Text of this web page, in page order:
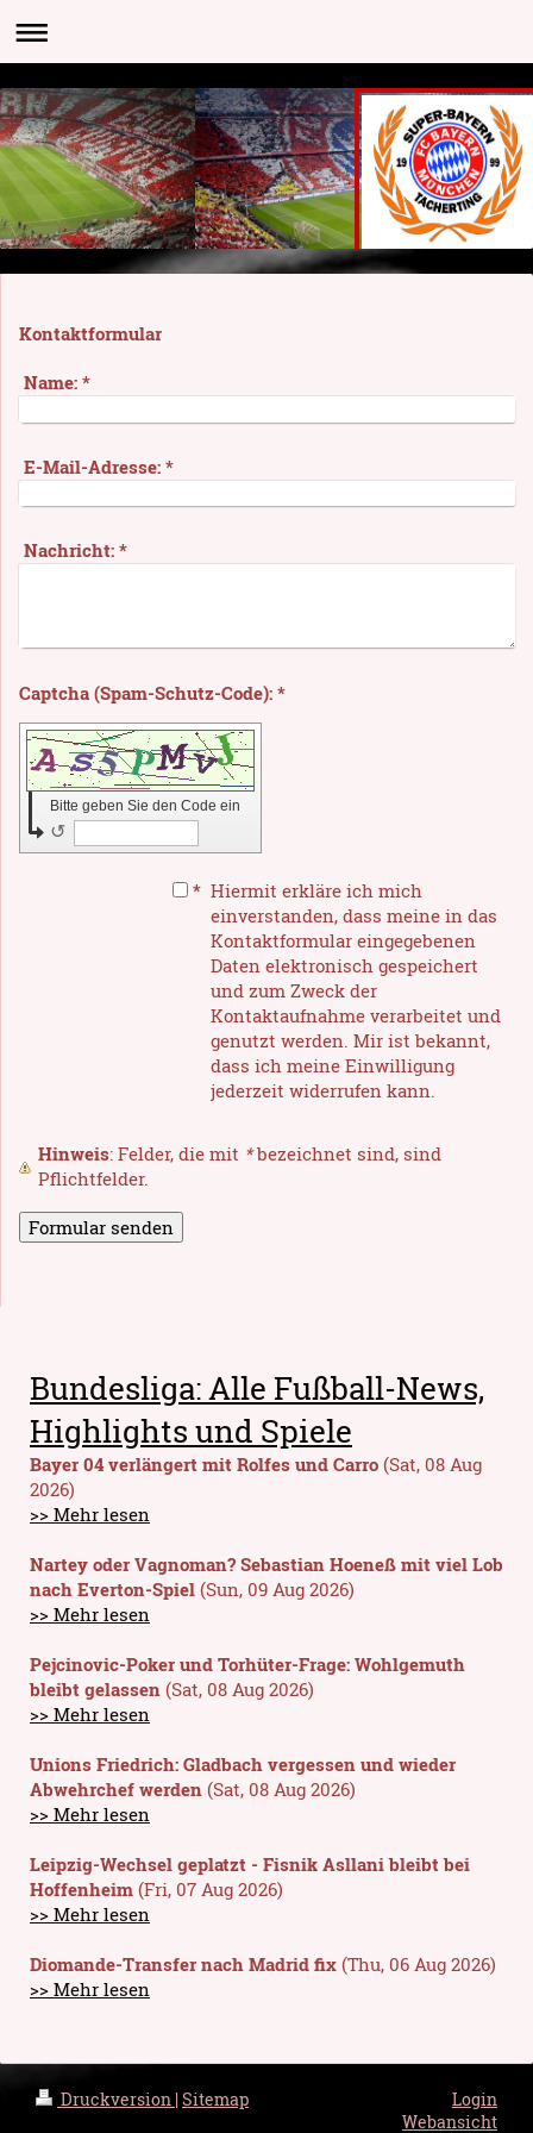
Kontaktformular
Name: *
E-Mail-Adresse: *
Nachricht: *
Captcha (Spam-Schutz-Code): *
Bitte geben Sie den Code ein
↺
* Hiermit erkläre ich mich
einverstanden, dass meine in das
Kontaktformular eingegebenen
Daten elektronisch gespeichert
und zum Zweck der
Kontaktaufnahme verarbeitet und
genutzt werden. Mir ist bekannt,
dass ich meine Einwilligung
jederzeit widerrufen kann.
Hinweis : Felder, die mit *bezeichnet sind, sind
Pflichtfelder.
Bundesliga: Alle Fußball-News,
Highlights und Spiele
Bayer 04 verlängert mit Rolfes und Carro (Sat, 08 Aug
2026)
>> Mehr lesen
Nartey oder Vagnoman? Sebastian Hoeneß mit viel Lob
nach Everton-Spiel (Sun, 09 Aug 2026)
>> Mehr lesen
Pejcinovic-Poker und Torhüter-Frage: Wohlgemuth
bleibt gelassen (Sat, 08 Aug 2026)
>> Mehr lesen
Unions Friedrich: Gladbach vergessen und wieder
Abwehrchef werden (Sat, 08 Aug 2026)
>> Mehr lesen
Leipzig-Wechsel geplatzt - Fisnik Asllani bleibt bei
Hoffenheim (Fri, 07 Aug 2026)
>> Mehr lesen
Diomande-Transfer nach Madrid fix (Thu, 06 Aug 2026)
>> Mehr lesen
Druckversion | Sitemap
Login
Webansicht